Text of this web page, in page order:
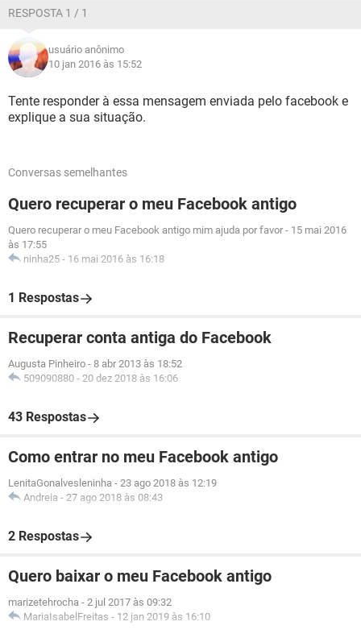
RESPOSTA 1 / 1
usuário anônimo
10 jan 2016 às 15:52
Tente responder à essa mensagem enviada pelo facebook e
explique a sua situação.
Conversas semelhantes
Quero recuperar o meu Facebook antigo
Quero recuperar o meu Facebook antigo mim ajuda por favor - 15 mai 2016
às 17:55
ninha25 - 16 mai 2016 às 16:18
1 Respostas
Recuperar conta antiga do Facebook
Augusta Pinheiro - 8 abr 2013 às 18:52
509090880 - 20 dez 2018 às 16:06
43 Respostas
Como entrar no meu Facebook antigo
LenitaGonalvesleninha - 23 ago 2018 às 12:19
Andreia - 27 ago 2018 às 08:43
2 Respostas
Quero baixar o meu Facebook antigo
marizetehrocha - 2 jul 2017 às 09:32
MariaIsabelFreitas - 12 jan 2019 às 16:10